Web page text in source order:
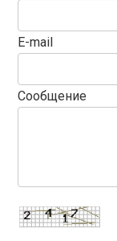
E-mail
Сообщение